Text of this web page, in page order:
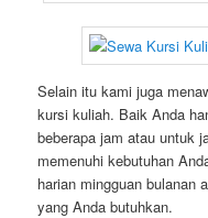
Selain itu kami juga
kursi kuliah. Baik Anda
beberapa jam atau untuk
memenuhi kebutuhan
harian mingguan bulanan
yang Anda butuhkan.